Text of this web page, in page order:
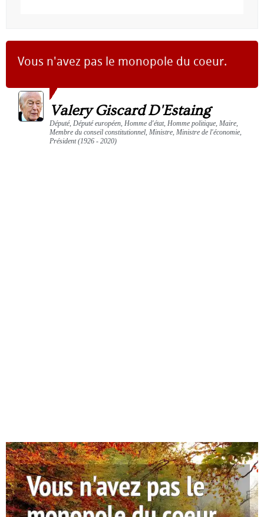
Vous n'avez pas le monopole du coeur.
Valery Giscard D'Estaing
Député, Député européen, Homme d'état, Homme politique, Maire,
Membre du conseil constitutionnel, Ministre, Ministre de l'économie,
Président (1926 - 2020)